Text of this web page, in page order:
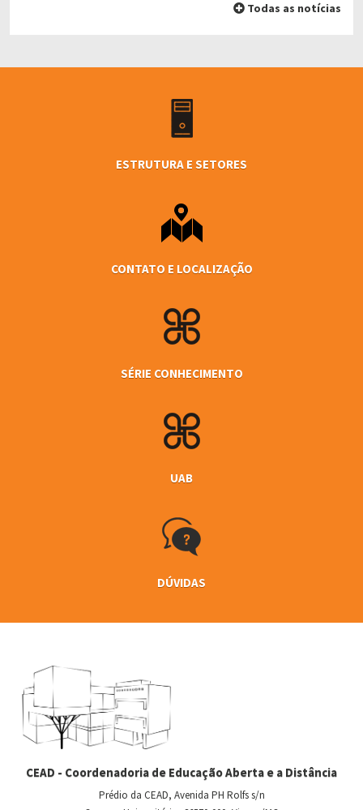
Todas as notícias
ESTRUTURA E SETORES
CONTATO E LOCALIZAÇÃO
SÉRIE CONHECIMENTO
UAB
DÚVIDAS
CEAD - Coordenadoria de Educação Aberta e a Distância
Prédio da CEAD, Avenida PH Rolfs s/n